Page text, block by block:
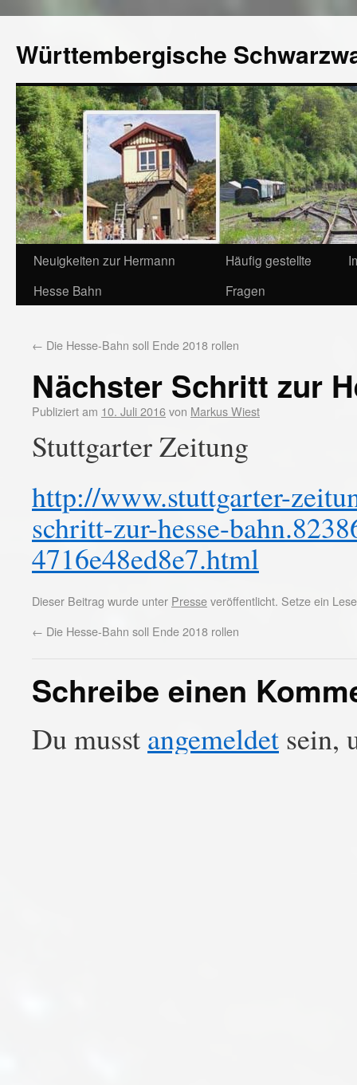
Württembergische
Neuigkeiten zur Hermann
Hesse Bahn
Häufig gestellte
Fragen
← Die Hesse-Bahn soll Ende 2018 rollen
Nächster Schritt zur
Publiziert am 10. Juli 2016von Markus Wiest
Stuttgarter Zeitung
http://www.stuttgarter-
schritt-zur-hesse-
4716e48ed8e7.html
Dieser Beitrag wurde unter Presseveröffentlicht. Setze ein
← Die Hesse-Bahn soll Ende 2018 rollen
Schreibe einen
Du musst angemeldet sein,